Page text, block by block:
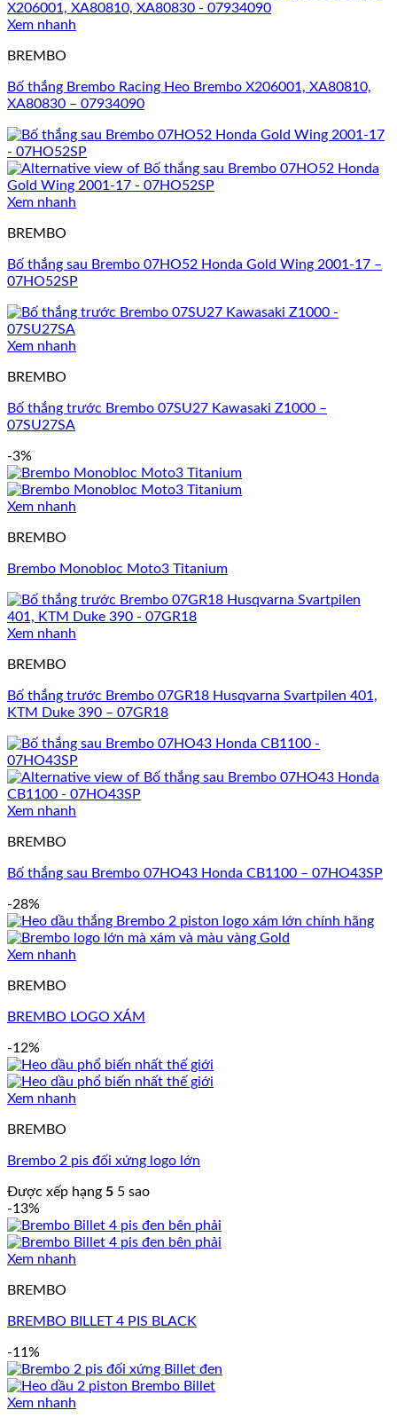
Xem nhanh
BREMBO
Bố thắng Brembo Racing Heo Brembo X206001, XA80810,
XA80830 – 07934090
Xem nhanh
BREMBO
Bố thắng sau Brembo 07HO52 Honda Gold Wing 2001-17 –
07HO52SP
Xem nhanh
BREMBO
Bố thắng trước Brembo 07SU27 Kawasaki Z1000 –
07SU27SA
-3%
Xem nhanh
BREMBO
Brembo Monobloc Moto3 Titanium
Xem nhanh
BREMBO
Bố thắng trước Brembo 07GR18 Husqvarna Svartpilen 401,
KTM Duke 390 – 07GR18
Xem nhanh
BREMBO
Bố thắng sau Brembo 07HO43 Honda CB1100 – 07HO43SP
-28%
Xem nhanh
BREMBO
BREMBO LOGO XÁM
-12%
Xem nhanh
BREMBO
Brembo 2 pis đối xứng logo lớn
Được xếp hạng 5 5 sao
-13%
Xem nhanh
BREMBO
BREMBO BILLET 4 PIS BLACK
-11%
Xem nhanh